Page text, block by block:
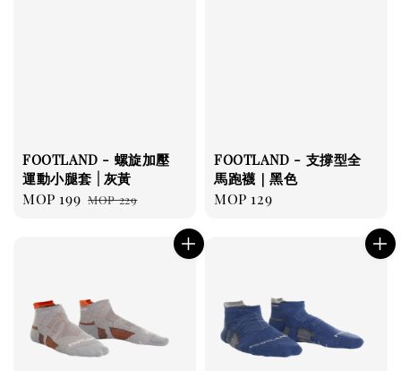
FOOTLAND - 螺旋加壓
運動小腿套 | 灰黃
Sale
MOP 199 Regular
MOP 229
FOOTLAND - 支撐型全
馬跑襪｜黑色
Regular
MOP 129